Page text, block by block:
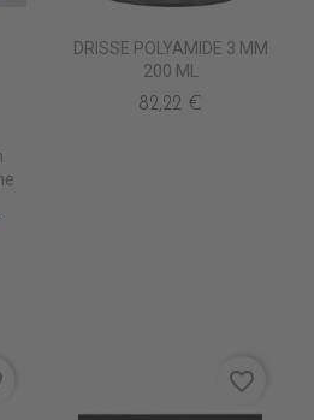
FUSHIATOPAZE
DRISSE POLYAMIDE 3 MM
200 ML
82,22 €
favorite_border